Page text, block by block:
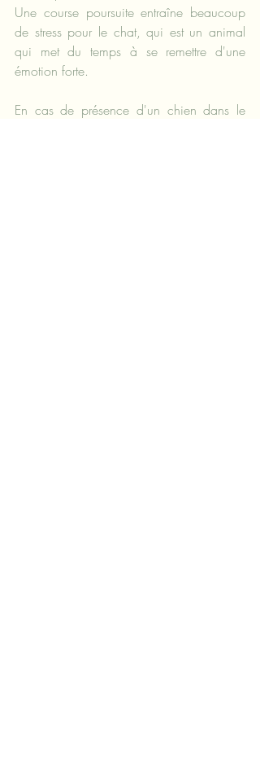
Une course poursuite entraîne beaucoup
de stress pour le chat, qui est un animal
qui met du temps à se remettre d'une
émotion forte.
En cas de présence d'un chien dans le